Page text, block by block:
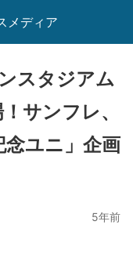
メディア
スタジアム
サンフレ、
ユニ」企画
5年前